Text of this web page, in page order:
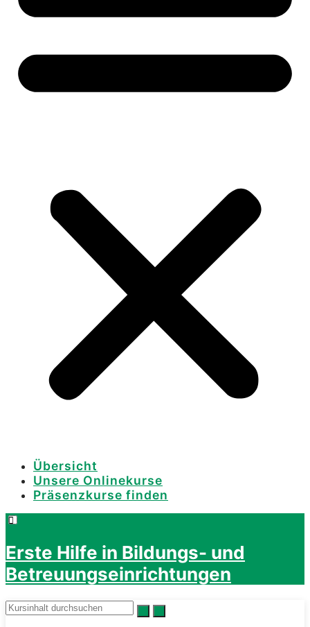
Übersicht
Unsere Onlinekurse
Präsenzkurse finden
Erste Hilfe in Bildungs- und
Betreuungseinrichtungen